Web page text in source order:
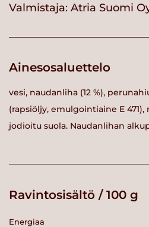
Valmistaja: Atria Suomi
Ainesosaluettelo
vesi, naudanliha (12 %),
(rapsiöljy, emulgointiaine E
jodioitu suola. Naudanlihan
Ravintosisältö / 100 g
Energiaa